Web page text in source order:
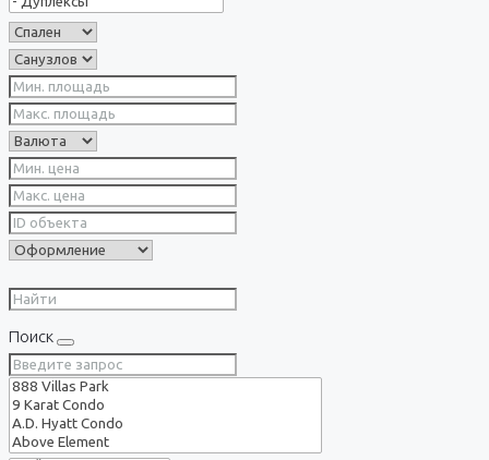
Поиск